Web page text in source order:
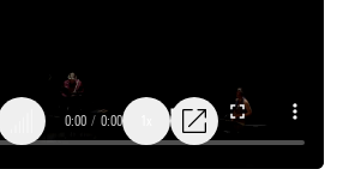
0:00 / 0:00